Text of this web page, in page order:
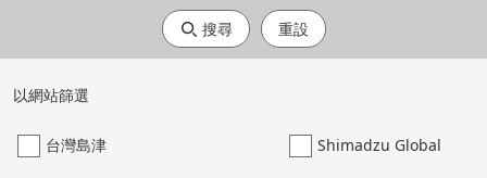
搜尋 重設
以網站篩選
台灣島津 Shimadzu Global